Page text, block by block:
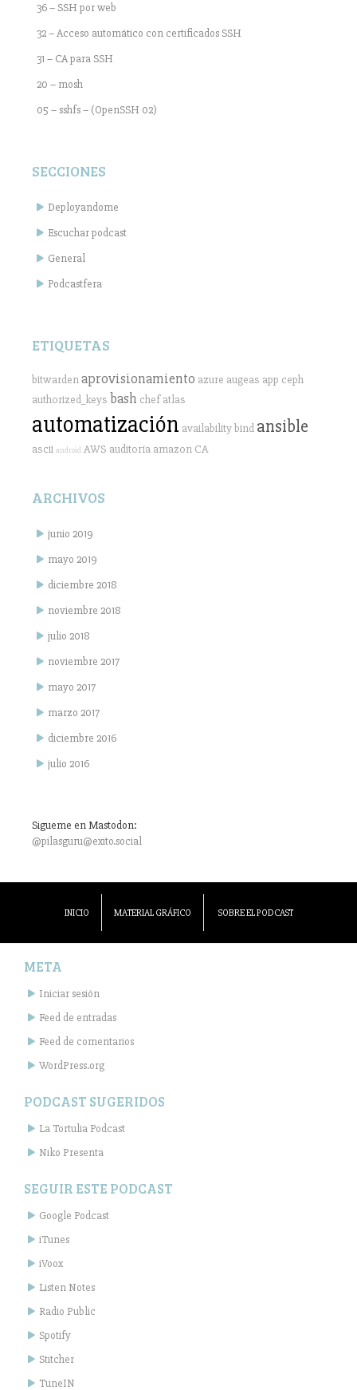
36 – SSH por web
32 – Acceso automático con certificados SSH
31 – CA para SSH
20 – mosh
05 – sshfs – (OpenSSH 02)
SECCIONES
Deployandome
Escuchar podcast
General
Podcastfera
ETIQUETAS
bitwardenaprovisionamiento azure augeas app ceph
authorized_keys bash chef atlas
automatización availabilitybind ansible
ascii android AWS auditoría amazon CA
ARCHIVOS
junio 2019
mayo 2019
diciembre 2018
noviembre 2018
julio 2018
noviembre 2017
mayo 2017
marzo 2017
diciembre 2016
julio 2016
Sigueme en Mastodon:
@pilasguru@exito.social
INICIO MATERIAL GRÁFICO SOBRE EL PODCAST
META
Iniciar sesión
Feed de entradas
Feed de comentarios
WordPress.org
PODCAST SUGERIDOS
La Tortulia Podcast
Niko Presenta
SEGUIR ESTE PODCAST
Google Podcast
iTunes
iVoox
Listen Notes
Radio Public
Spotify
Stitcher
TuneIN